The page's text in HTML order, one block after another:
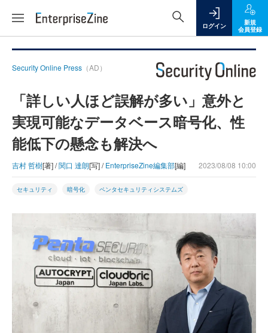
ログイン
新規
会員登録
Security Online Press （AD）
「詳しい人ほど誤解が多い」意外と
実現可能なデータベース暗号化、性
能低下の懸念も解決へ
吉村 哲樹[著] /関口 達朗[写] /EnterpriseZine編集部[編] 2023/08/08 10:00
セキュリティ 暗号化 ペンタセキュリティシステムズ